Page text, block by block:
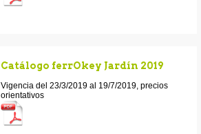
Catálogo ferrOkey Jardín 2019
Vigencia del 23/3/2019 al 19/7/2019, precios
orientativos